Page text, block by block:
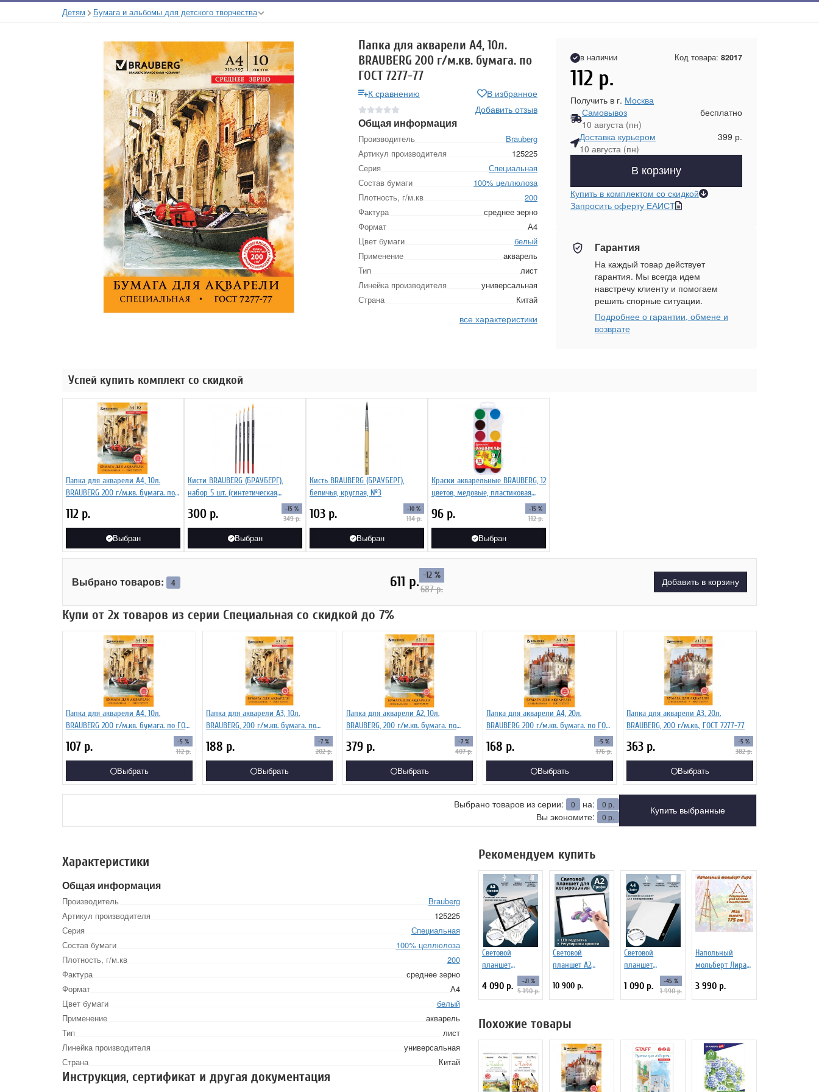
Детям Бумага и альбомы для детского творчества
Папка для акварели А4, 10л.
BRAUBERG 200 г/м.кв. бумага. по
ГОСТ 7277-77
К сравнению
В избранное
Добавить отзыв
Общая информация
Производитель
Brauberg
Артикул производителя
125225
Серия
Специальная
Состав бумаги
100% целлюлоза
Плотность, г/м.кв
200
Фактура
среднее зерно
Формат
А4
Цвет бумаги
белый
Применение
акварель
Тип
лист
Линейка производителя
универсальная
Страна
Китай
все характеристики
в наличии Код товара: 82017
112 р.
Получить в г. Москва
Самовывоз
10 августа (пн)
бесплатно
Доставка курьером
10 августа (пн)
399 р.
В корзину
Купить в комплектом со скидкой
Запросить оферту ЕАИСТ
Гарантия
На каждый товар действует
гарантия. Мы всегда идем
навстречу клиенту и помогаем
решить спорные ситуации.
Подробнее о гарантии, обмене и
возврате
Успей купить комплект со скидкой
Папка для акварели А4, 10л.
BRAUBERG 200 г/м.кв. бумага. по
112 р.
Выбран
Кисти BRAUBERG (БРАУБЕРГ),
набор 5 шт. (синтетическая
круглая № 1, 2, 3, 4, 5), блистер
300 р. -15 %
349р.
Выбран
Кисть BRAUBERG (БРАУБЕРГ),
беличья, круглая, №3
103 р. -10 %
114р.
Выбран
Краски акварельные BRAUBERG, 12
цветов, медовые, пластиковая
96 р. -15 %
112р.
Выбран
Выбрано товаров: 4 611 р. -12 %
687р.
Добавить в корзину
Купи от 2х товаров из серии Специальная со скидкой до 7%
Папка для акварели А4, 10л.
BRAUBERG 200 г/м.кв. бумага. по ГОСТ
107 р. -5 %
112р.
Выбрать
Папка для акварели А3, 10л.
BRAUBERG, 200 г/м.кв. бумага. по
188 р. -7 %
202р.
Выбрать
Папка для акварели А2, 10л.
BRAUBERG, 200 г/м.кв. бумага. по
379 р. -7 %
407р.
Выбрать
Папка для акварели А4, 20л.
BRAUBERG 200 г/м.кв. бумага. по ГОСТ
168 р. -5 %
176р.
Выбрать
Папка для акварели А3, 20л.
BRAUBERG, 200 г/м.кв., ГОСТ 7277-77
363 р. -5 %
382р.
Выбрать
Выбрано товаров из серии: 0 на: 0 р.
Вы экономите: 0 р.
Купить выбранные
Характеристики
Общая информация
Производитель
Brauberg
Артикул производителя
125225
Серия
Специальная
Состав бумаги
100% целлюлоза
Плотность, г/м.кв
200
Фактура
среднее зерно
Формат
А4
Цвет бумаги
белый
Применение
акварель
Тип
лист
Линейка производителя
универсальная
Страна
Китай
Инструкция, сертификат и другая документация
Рекомендуем купить
Световой
планшет
ArtPinOk А3
"Профи" LED
Light Pad
4 090 р. -21 %
5 190 р.
Световой
планшет А2
10 900 р.
Световой
планшет
ArtPinOk А4
"Лайт"
1 090 р. -45 %
1 990 р.
Напольный
мольберт Лира
3 990 р.
Похожие товары